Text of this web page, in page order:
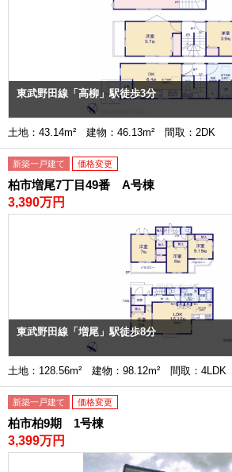
東武野田線「高柳」駅徒歩3分
土地：43.14m² 建物：46.13m² 間取：2DK
新築一戸建て 価格変更
柏市増尾7丁目49番 A号棟
3,390万円
東武野田線「増尾」駅徒歩8分
土地：128.56m² 建物：98.12m² 間取：4LDK
新築一戸建て 価格変更
柏市柏9期 1号棟
3,399万円